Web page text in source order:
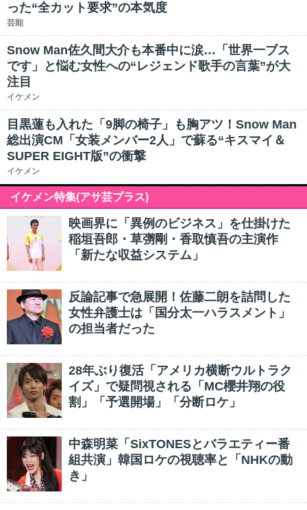
った“全カット要求”の本気度
芸能
Snow Man佐久間大介も本番中に涙…「世界一ブス
です」と悩む女性への“レジェンド歌手の言葉”が大
注目
イケメン
目黒蓮も入れた「9脚の椅子」も胸アツ！Snow Man
総出演CM「女装メンバー2人」で蘇る“キスマイ＆
SUPER EIGHT版”の衝撃
イケメン
イケメン特集(アサ芸プラス)
映画界に「異例のビジネス」を仕掛けた
稲垣吾郎・草彅剛・香取慎吾の主演作
「新たな収益システム」
反論記事で急展開！佐藤二朗を詰問した
女性弁護士は「国分太一ハラスメント」
の担当者だった
28年ぶり復活「アメリカ横断ウルトラク
イズ」で疑問視される「MC櫻井翔の役
割」「予選開場」「分断ロケ」
中森明菜「SixTONESとバラエティー番
組共演」韓国ロケの視聴率と「NHKの動
き」